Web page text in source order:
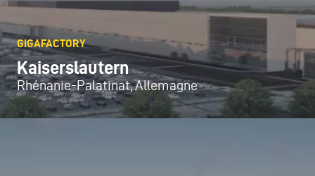
GIGAFACTORY
Kaiserslautern
Rhénanie-Palatinat, Allemagne